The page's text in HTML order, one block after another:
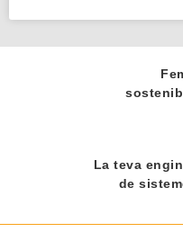
La teva
de